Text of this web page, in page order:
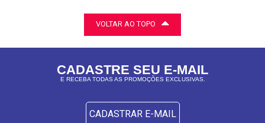
VOLTAR AO TOPO
CADASTRE SEU E-MAIL
E RECEBA TODAS AS PROMOÇÕES EXCLUSIVAS.
CADASTRAR E-MAIL